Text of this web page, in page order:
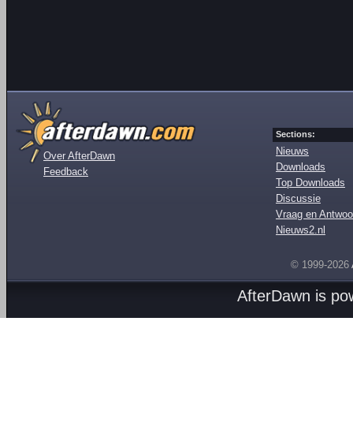
Over AfterDawn
Feedback
Sections:
Nieuws
Downloads
Top Downloads
Discussie
Vraag en
Nieuws2.nl
© 1999-2026
AfterDawn is